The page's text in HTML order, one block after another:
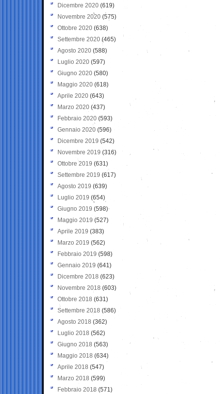
Dicembre 2020 (619)
Novembre 2020 (575)
Ottobre 2020 (638)
Settembre 2020(465)
Agosto 2020 (588)
Luglio 2020 (597)
Giugno 2020 (580)
Maggio 2020 (618)
Aprile 2020 (643)
Marzo 2020 (437)
Febbraio 2020 (593)
Gennaio 2020 (596)
Dicembre 2019 (542)
Novembre 2019 (316)
Ottobre 2019 (631)
Settembre 2019 (617)
Agosto 2019 (639)
Luglio 2019 (654)
Giugno 2019 (598)
Maggio 2019 (527)
Aprile 2019 (383)
Marzo 2019 (562)
Febbraio 2019 (598)
Gennaio 2019 (641)
Dicembre 2018 (623)
Novembre 2018 (603)
Ottobre 2018 (631)
Settembre 2018 (586)
Agosto 2018 (362)
Luglio 2018 (562)
Giugno 2018 (563)
Maggio 2018 (634)
Aprile 2018 (547)
Marzo 2018 (599)
Febbraio 2018 (571)